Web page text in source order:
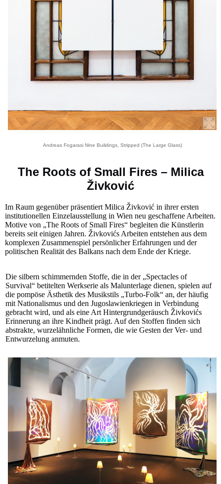
Andreas Fogarasi Nine Buildings, Stripped (The Large Glass)
The Roots of Small Fires – Milica
Živković
Im Raum gegenüber präsentiert Milica Živković in ihrer ersten
institutionellen Einzelausstellung in Wien neu geschaffene Arbeiten.
Motive von „The Roots of Small Fires“ begleiten die Künstlerin
bereits seit einigen Jahren. Živkovićs Arbeiten entstehen aus dem
komplexen Zusammenspiel persönlicher Erfahrungen und der
politischen Realität des Balkans nach dem Ende der Kriege.
Die silbern schimmernden Stoffe, die in der „Spectacles of
Survival“ betitelten Werkserie als Malunterlage dienen, spielen auf
die pompöse Ästhetik des Musikstils „Turbo-Folk“ an, der häufig
mit Nationalismus und den Jugoslawienkriegen in Verbindung
gebracht wird, und als eine Art Hintergrundgeräusch Živkovićs
Erinnerung an ihre Kindheit prägt. Auf den Stoffen finden sich
abstrakte, wurzelähnliche Formen, die wie Gesten der Ver- und
Entwurzelung anmuten.